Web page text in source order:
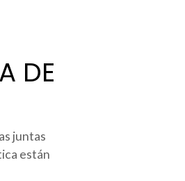
DE
juntas
están